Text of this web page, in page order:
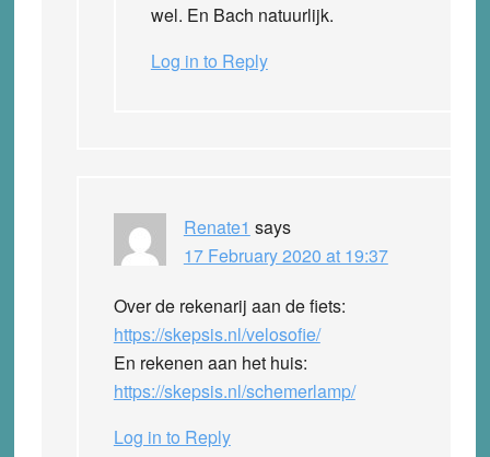
wel. En Bach natuurlijk.
Log in to Reply
Renate1 says
17 February 2020 at 19:37
Over de rekenarij aan de fiets:
https://skepsis.nl/velosofie/
En rekenen aan het huis:
https://skepsis.nl/schemerlamp/
Log in to Reply